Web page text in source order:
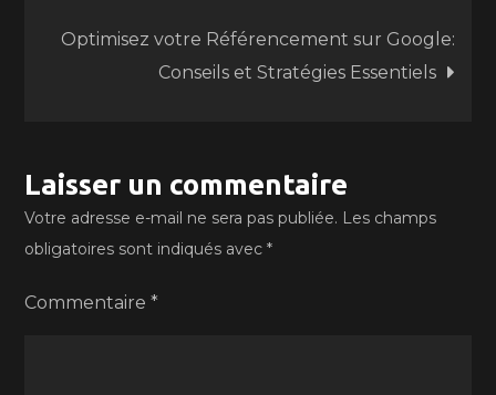
l’article
Optimisez votre Référencement sur Google:
Conseils et Stratégies Essentiels
Laisser un commentaire
Votre adresse e-mail ne sera pas publiée. Les champs
obligatoires sont indiqués avec*
Commentaire*